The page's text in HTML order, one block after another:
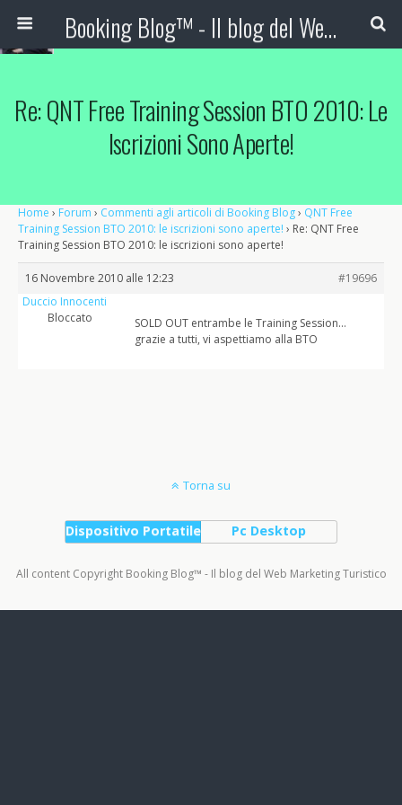
Booking Blog™ - Il blog del Web Marketing Turistico
Re: QNT Free Training Session BTO 2010: Le
Iscrizioni Sono Aperte!
Home › Forum › Commenti agli articoli di Booking Blog› QNT Free
Training Session BTO 2010: le iscrizioni sono aperte! › Re: QNT Free
Training Session BTO 2010: le iscrizioni sono aperte!
16 Novembre 2010 alle 12:23
#19696
Duccio Innocenti
Bloccato
SOLD OUT entrambe le Training Session…
grazie a tutti, vi aspettiamo alla BTO
Torna su
Dispositivo Portatile Pc Desktop
All content Copyright Booking Blog™ - Il blog del Web Marketing Turistico